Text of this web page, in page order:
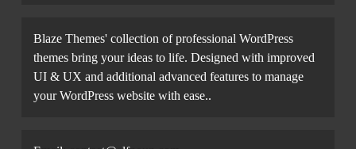
Blaze Themes' collection of professional WordPress
themes bring your ideas to life. Designed with improved
UI & UX and additional advanced features to manage
your WordPress website with ease..